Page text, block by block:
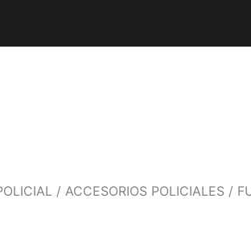
/ ACCESORIOS POLICIALES /